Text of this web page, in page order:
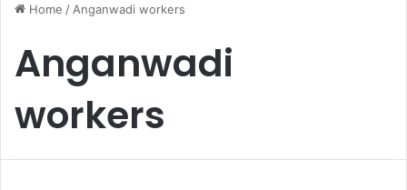
Home / Anganwadi workers
Anganwadi
workers